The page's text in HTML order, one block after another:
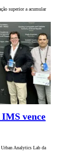
superior a acumular
vence
Analytics Lab da